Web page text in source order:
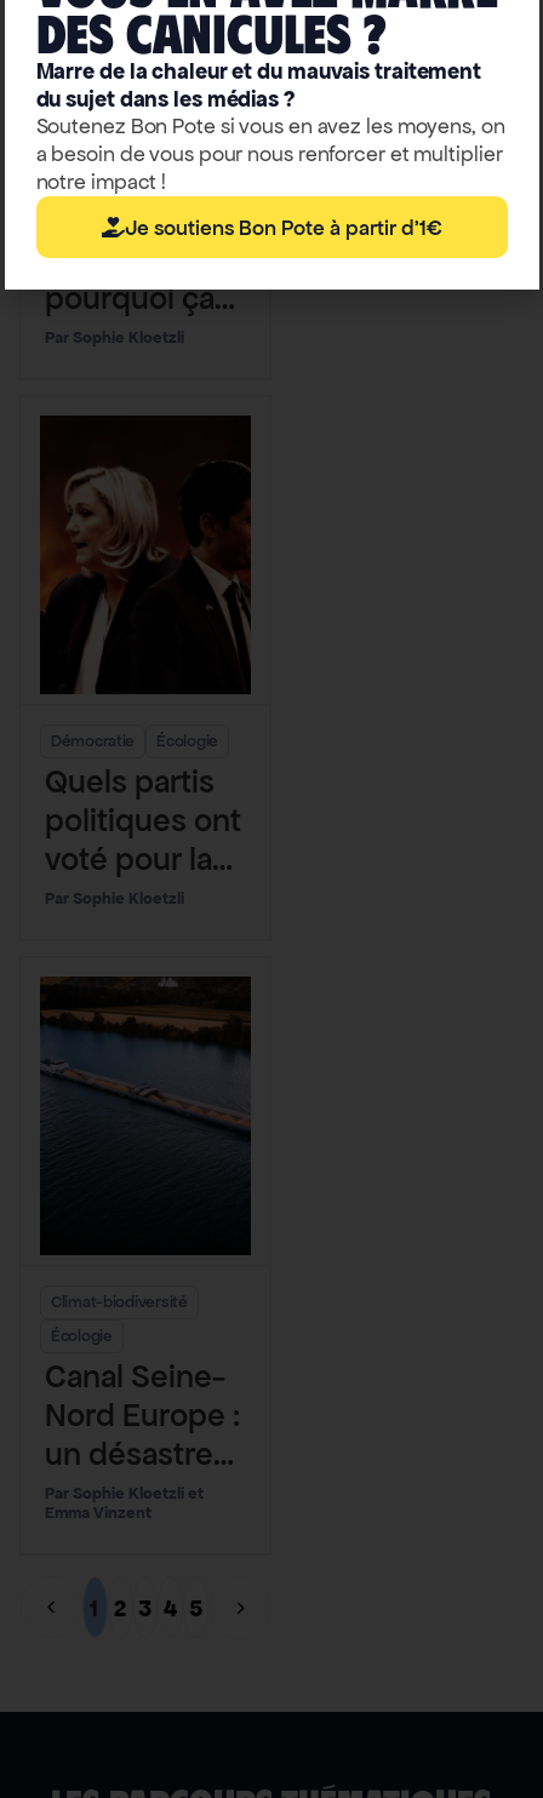
Climat-biodiversité
Forêt des
Landes :
pourquoi ça
flambe aussi
Sophie Kloetzli
Démocratie Écologie
Quels partis
politiques ont
voté pour la
lutte anti-
Sophie Kloetzli
Climat-biodiversité
Écologie
Canal Seine-
Nord Europe :
un désastre
écologique
annoncé
Sophie Kloetzli et
Emma Vinzent
1 2 3 4 5
deS caniculeS ?
Marre de la chaleur et du mauvais traitement
du sujet dans les médias ?
Soutenez Bon Pote si vous en avez les moyens, on
a besoin de vous pour nous renforcer et multiplier
notre impact !
Je soutiens Bon Pote à partir d'1€